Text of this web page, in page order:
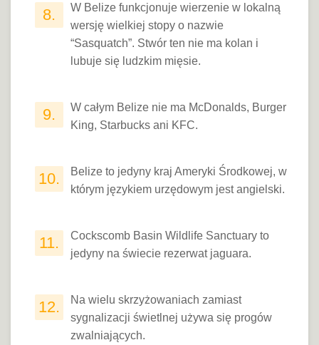
8.
W Belize funkcjonuje wierzenie w lokalną
wersję wielkiej stopy o nazwie
“Sasquatch”. Stwór ten nie ma kolan i
lubuje się ludzkim mięsie.
9.
W całym Belize nie ma McDonalds, Burger
King, Starbucks ani KFC.
10.
Belize to jedyny kraj Ameryki Środkowej, w
którym językiem urzędowym jest angielski.
11.
Cockscomb Basin Wildlife Sanctuary to
jedyny na świecie rezerwat jaguara.
12.
Na wielu skrzyżowaniach zamiast
sygnalizacji świetlnej używa się progów
zwalniających.